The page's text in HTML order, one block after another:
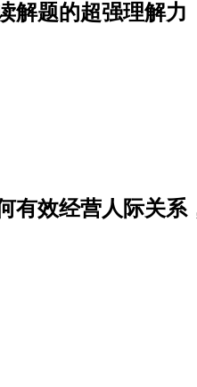
解题的超强理解力
有效经营人际关系